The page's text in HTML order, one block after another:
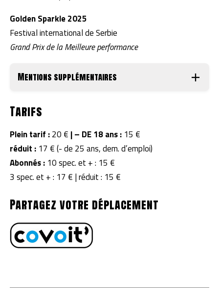
Golden Sparkle 2025
Festival international de Serbie
Grand Prix de la Meilleure performance
Mentions supplémentaires
Tarifs
Plein tarif :20 € |– DE 18 ans : 15 €
réduit : 17 € (- de 25 ans, dem. d’emploi)
Abonnés : 10 spec. et + : 15 €
3 spec. et + : 17 € | réduit : 15 €
Partagez votre déplacement